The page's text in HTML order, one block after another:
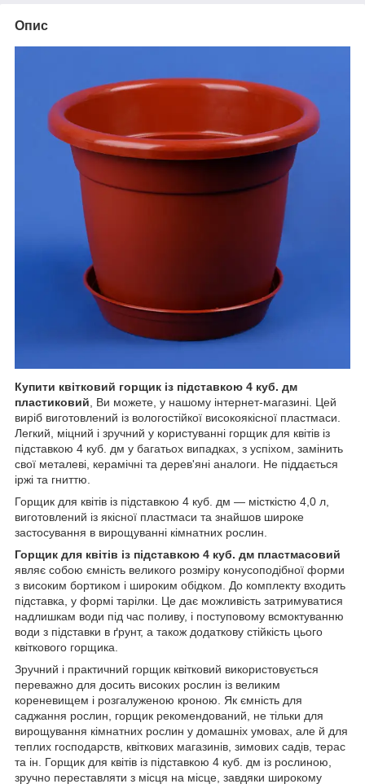
Опис
Купити квітковий горщик із підставкою 4 куб. дм
пластиковий , Ви можете, у нашому інтернет-магазині. Цей
виріб виготовлений із вологостійкої високоякісної пластмаси.
Легкий, міцний і зручний у користуванні горщик для квітів із
підставкою 4 куб. дм у багатьох випадках, з успіхом, замінить
свої металеві, керамічні та дерев'яні аналоги. Не піддається
іржі та гниттю.
Горщик для квітів із підставкою 4 куб. дм — місткістю 4,0 л,
виготовлений із якісної пластмаси та знайшов широке
застосування в вирощуванні кімнатних рослин.
Горщик для квітів із підставкою 4 куб. дм пластмасовий
являє собою ємність великого розміру конусоподібної форми
з високим бортиком і широким обідком. До комплекту входить
підставка, у формі тарілки. Це дає можливість затримуватися
надлишкам води під час поливу, і поступовому всмоктуванню
води з підставки в ґрунт, а також додаткову стійкість цього
квіткового горщика.
Зручний і практичний горщик квітковий використовується
переважно для досить високих рослин із великим
кореневищем і розгалуженою кроною. Як ємність для
саджання рослин, горщик рекомендований, не тільки для
вирощування кімнатних рослин у домашніх умовах, але й для
теплих господарств, квіткових магазинів, зимових садів, терас
та ін. Горщик для квітів із підставкою 4 куб. дм із рослиною,
зручно переставляти з місця на місце, завдяки широкому